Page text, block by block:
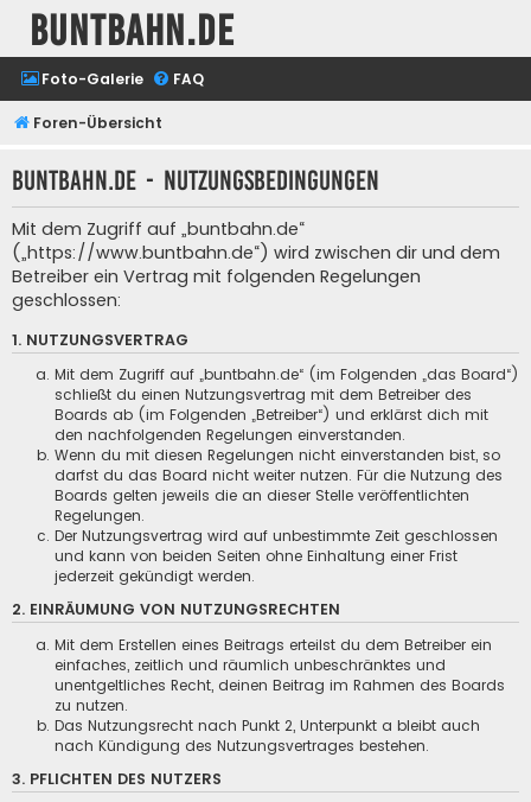
buntbahn.de
Foto-Galerie FAQ
Foren-Übersicht
buntbahn.de - Nutzungsbedingungen
Mit dem Zugriff auf „buntbahn.de“
(„https://www.buntbahn.de“) wird zwischen dir und dem
Betreiber ein Vertrag mit folgenden Regelungen
geschlossen:
1. NUTZUNGSVERTRAG
Mit dem Zugriff auf „buntbahn.de“ (im Folgenden „das Board“)
schließt du einen Nutzungsvertrag mit dem Betreiber des
Boards ab (im Folgenden „Betreiber“) und erklärst dich mit
den nachfolgenden Regelungen einverstanden.
Wenn du mit diesen Regelungen nicht einverstanden bist, so
darfst du das Board nicht weiter nutzen. Für die Nutzung des
Boards gelten jeweils die an dieser Stelle veröffentlichten
Regelungen.
Der Nutzungsvertrag wird auf unbestimmte Zeit geschlossen
und kann von beiden Seiten ohne Einhaltung einer Frist
jederzeit gekündigt werden.
2. EINRÄUMUNG VON NUTZUNGSRECHTEN
Mit dem Erstellen eines Beitrags erteilst du dem Betreiber ein
einfaches, zeitlich und räumlich unbeschränktes und
unentgeltliches Recht, deinen Beitrag im Rahmen des Boards
zu nutzen.
Das Nutzungsrecht nach Punkt 2, Unterpunkt a bleibt auch
nach Kündigung des Nutzungsvertrages bestehen.
3. PFLICHTEN DES NUTZERS